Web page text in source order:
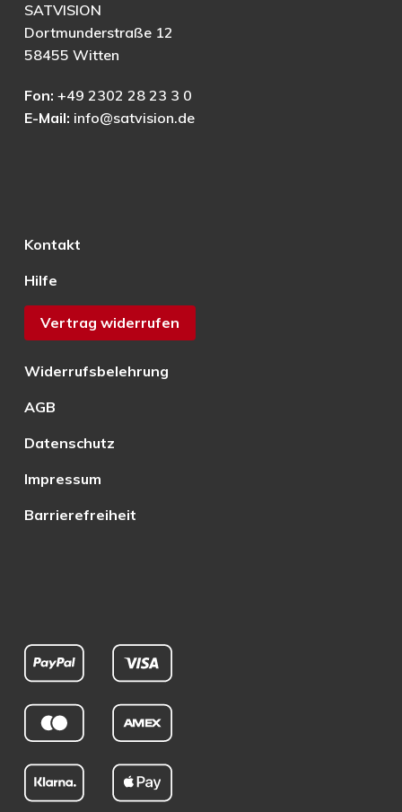
SATVISION
Dortmunderstraße 12
58455 Witten
Fon: +49 2302 28 23 3 0
E-Mail: info@satvision.de
Kontakt
Hilfe
Vertrag widerrufen
Widerrufsbelehrung
AGB
Datenschutz
Impressum
Barrierefreiheit